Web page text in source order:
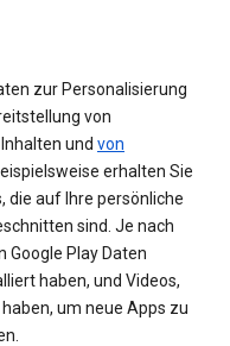
zur Personalisierung
von
und von
erhalten Sie
die auf Ihre persönliche
sind. Je nach
Google Play Daten
haben, und Videos,
um neue Apps zu